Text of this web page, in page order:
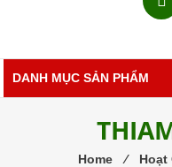
DANH MỤC SẢN PHẨM
Home ⁄ Hoạt